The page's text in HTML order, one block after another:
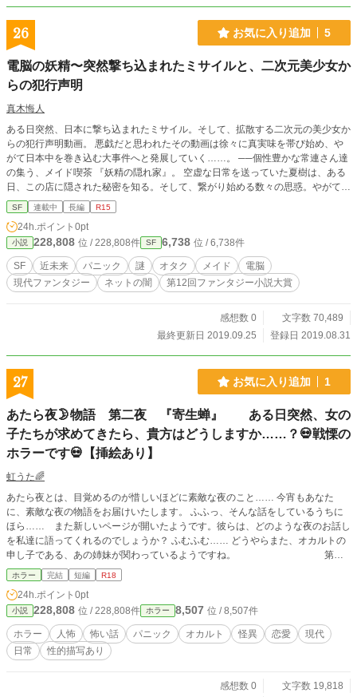
26 お気に入り追加 5
電脳の妖精〜突然撃ち込まれたミサイルと、二次元美少女か
らの犯行声明
真木悔人
ある日突然、日本に撃ち込まれたミサイル。そして、拡散する二次元の美少女か
らの犯行声明動画。 悪戯だと思われたその動画は徐々に真実味を帯び始め、や
がて日本中を巻き込む大事件へと発展していく……。 ──個性豊かな常連さん達
の集う、メイド喫茶 『妖精の隠れ家』。 空虚な日常を送っていた夏樹は、ある
日、この店に隠された秘密を知る。そして、繋がり始める数々の思惑。やがて夏
樹は、動画に込められた真の目的を知る事になる── ※本作品は「横書き」のま
までお読み頂く事を推奨致します。（縦読みだと一部文字崩れを起こす可能性が
あります）
SF 連載中 長編 R15
24h.ポイント 0pt
小説 228,808 位 / 228,808件 SF 6,738 位 / 6,738件
SF 近未来 パニック 謎 オタク メイド
電脳
現代ファンタジー
ネットの闇 第12回ファンタジー小説大賞
感想数 0
文字数 70,489
最終更新日 2019.09.25
登録日 2019.08.31
27 お気に入り追加 1
あたら夜🌛物語 第二夜 『寄生蝉』 ある日突然、女の
子たちが求めてきたら、貴方はどうしますか……？💀戦慄の
ホラーです💀【挿絵あり】
虹うた🌈
あたら夜とは、目覚めるのが惜しいほどに素敵な夜のこと…… 今宵もあなた
に、素敵な夜の物語をお届けいたします。 ふふっ、そんな話をしているうちに
ほら…… また新しいページが開いたようです。彼らは、どのような夜のお話し
を私達に語ってくれるのでしょうか？ ふむふむ…… どうやらまた、オカルトの
申し子である、あの姉妹が関わっているようですね。 第二
夜 『寄生蝉』 【全六話の中編小説です。挿絵有ります♡】
💀あらすじ💀 「よかったら、これから私とホテルに行き
ません？」 ある日の朝、高校一年生の竹田海斗は駅で清楚系の美人OLに、そう
声を掛けられた。慌ててその場をやり過ごした海斗だったが、その後も人生経験
が豊富そうなお姉さまやランドセルの少女まで、次々と女子達が海斗を求めて集
まり始めた。 そんな絶体絶命のピンチを救ってくれたのは、海斗が密かに恋心
を抱いている鳶色の瞳の少女だった。 ある日、一人の男子高校生を襲った奇妙
ホラー 完結 短編 R18
24h.ポイント 0pt
小説 228,808 位 / 228,808件 ホラー 8,507 位 / 8,507件
ホラー 人怖 怖い話 パニック オカルト 怪異 恋愛
現代
日常
性的描写あり
感想数 0
文字数 19,818